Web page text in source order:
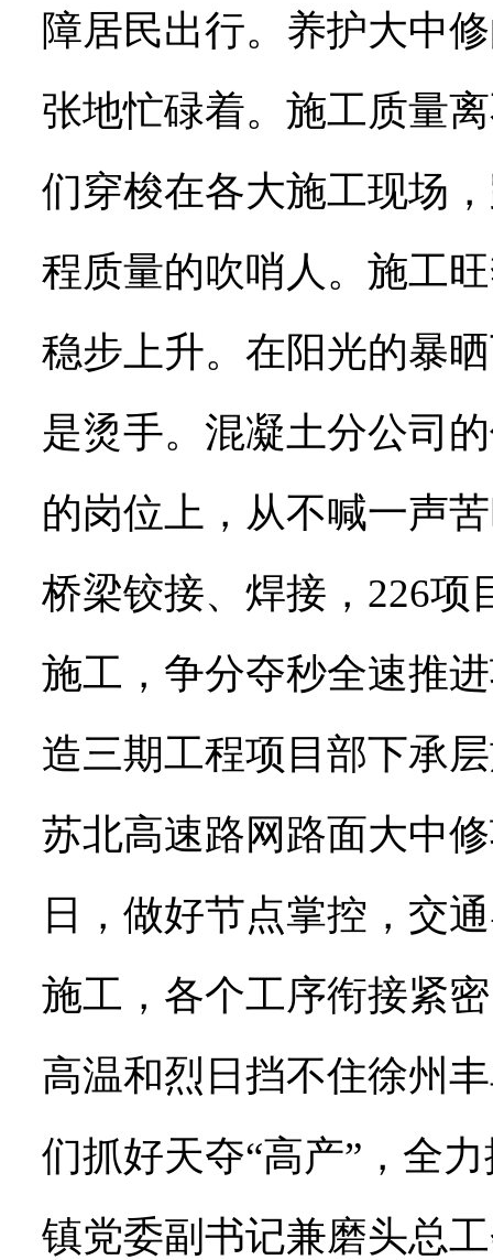
障居民出行。养护大中
张地忙碌着。施工质量
们穿梭在各大施工现场
程质量的吹哨人。施工
稳步上升。在阳光的暴
是烫手。混凝土分公司
的岗位上，从不喊一声
桥梁铰接、焊接，226项
施工，争分夺秒全速推
造三期工程项目部下承
苏北高速路网路面大中
日，做好节点掌控，交
施工，各个工序衔接紧
高温和烈日挡不住徐州
们抓好天夺“高产”，全
镇党委副书记兼磨头总